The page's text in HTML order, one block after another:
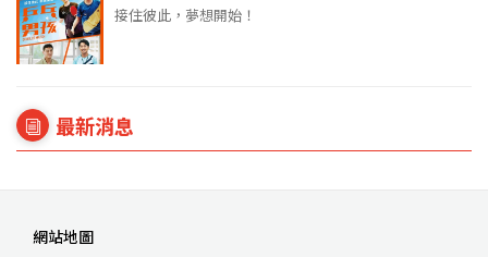
接住彼此，夢想開始！
最新消息
網站地圖